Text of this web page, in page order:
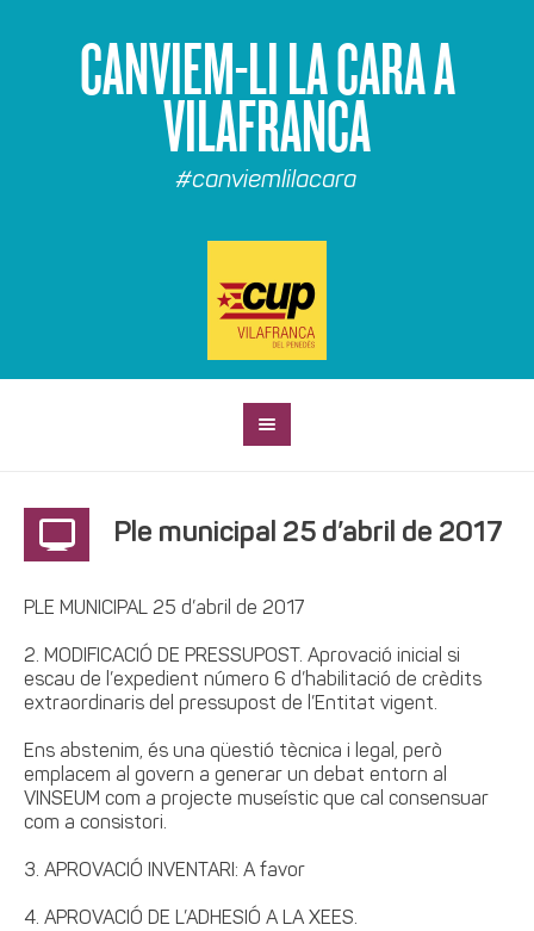
CANVIEM-LI LA CARA A
VILAFRANCA
#canviemlilacara
Ple municipal 25 d’abril de 2017
PLE MUNICIPAL 25 d’abril de 2017
2. MODIFICACIÓ DE PRESSUPOST. Aprovació inicial si
escau de l’expedient número 6 d’habilitació de crèdits
extraordinaris del pressupost de l’Entitat vigent.
Ens abstenim, és una qüestió tècnica i legal, però
emplacem al govern a generar un debat entorn al
VINSEUM com a projecte museístic que cal consensuar
com a consistori.
3. APROVACIÓ INVENTARI: A favor
4. APROVACIÓ DE L’ADHESIÓ A LA XEES.